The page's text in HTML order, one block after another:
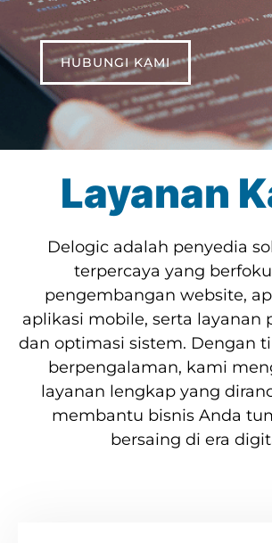
HUBUNGI KAMI
Layanan
Delogic adalah penyedia
terpercaya yang
pengembangan website,
aplikasi mobile, serta layanan
dan optimasi sistem. Dengan
berpengalaman, kami
layanan lengkap yang
membantu bisnis Anda
bersaing di era